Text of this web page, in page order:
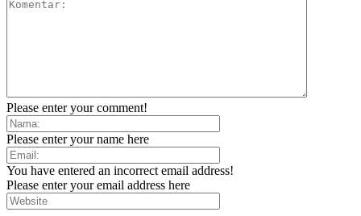
Please enter your comment!
Please enter your name here
You have entered an incorrect email address!
Please enter your email address here